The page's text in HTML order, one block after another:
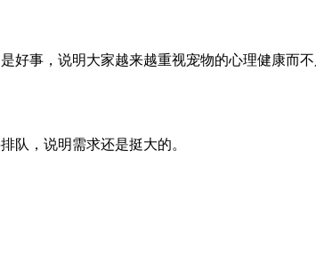
事，说明大家越来越重视宠物的心理健康而不
队，说明需求还是挺大的。